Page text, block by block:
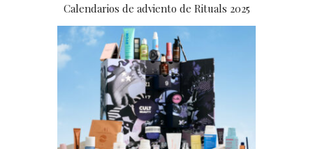
Calendarios de adviento de Rituals 2025